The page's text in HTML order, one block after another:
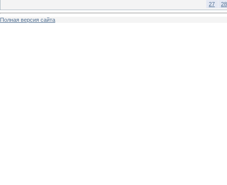
27
28
Полная версия сайта